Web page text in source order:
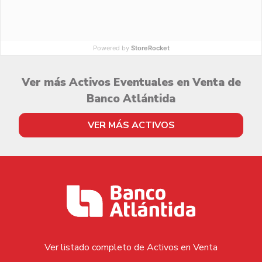
Powered by StoreRocket
Ver más Activos Eventuales en Venta de
Banco Atlántida
VER MÁS ACTIVOS
Ver listado completo de Activos en Venta